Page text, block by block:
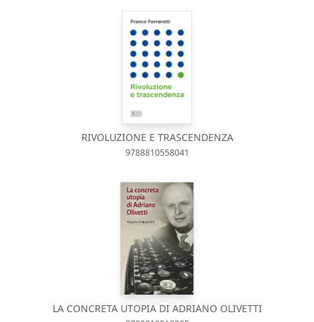
RIVOLUZIONE E TRASCENDENZA
9788810558041
LA CONCRETA UTOPIA DI ADRIANO OLIVETTI